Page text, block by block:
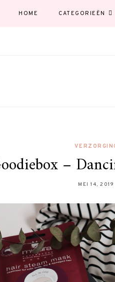
HOME CATEGORIEËN
–
MEI 14, 2019